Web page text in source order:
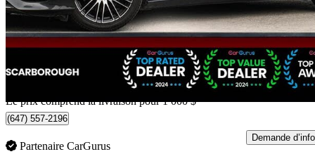
30 888 $ Bonne
542 $/mois env.
Livraison à domicile de Scarborough, ON
Le prix comprend la livraison pour 1 000 $
(647) 557-2196
Partenaire CarGurus
Demande d’info